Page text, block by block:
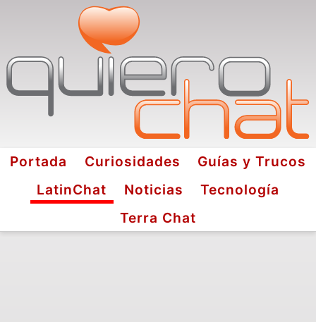
Portada Curiosidades
Guías y Trucos
LatinChat
Noticias
Tecnología
Terra Chat